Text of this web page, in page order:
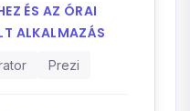
ÉS AZ ÓRAI
ALKALMAZÁS
Prezi